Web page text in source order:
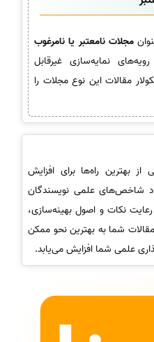
مجلات نامعتبر یا نامرغوب
نمایه‌سازی غیرقابل
مقالات این نوع مجلات را
بهترین راه‌ها برای افزایش
شاخص‌های علمی نویسندگان
نکات و اصول بهینه‌سازی،
شما به بهترین نحو ممکن
علمی شما افزایش می‌یابد.